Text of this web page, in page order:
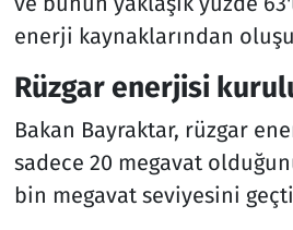
enerji kaynaklarından
Rüzgar enerjisi
Bakan Bayraktar, rüzgar
sadece 20 megavat
bin megavat seviyesini